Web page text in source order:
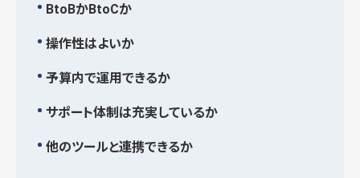
BtoBかBtoCか
操作性はよいか
予算内で運用できるか
サポート体制は充実しているか
他のツールと連携できるか